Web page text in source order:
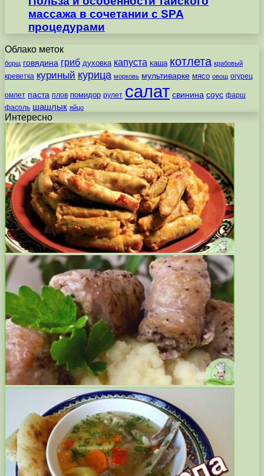
массажа в сочетании с SPA
процедурами
Облако меток
борщ говядина гриб духовка капуста каша котлета крабовый
креветка куриный курица морковь мультиварке мясо овощ огурец
омлет паста плов помидор рулет салат свинина соус фарш
фасоль шашлык яйцо
Интересно